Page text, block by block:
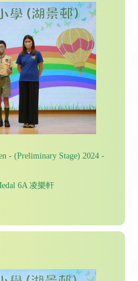
- (Preliminary Stage) 2024 -
6A 凌樂軒